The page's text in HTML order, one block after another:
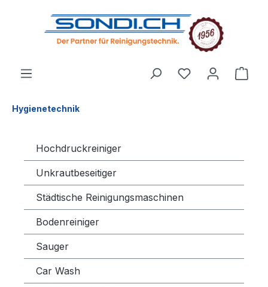
springen
Hygienetechnik
Hochdruckreiniger
Unkrautbeseitiger
Städtische Reinigungsmaschinen
Bodenreiniger
Sauger
Car Wash